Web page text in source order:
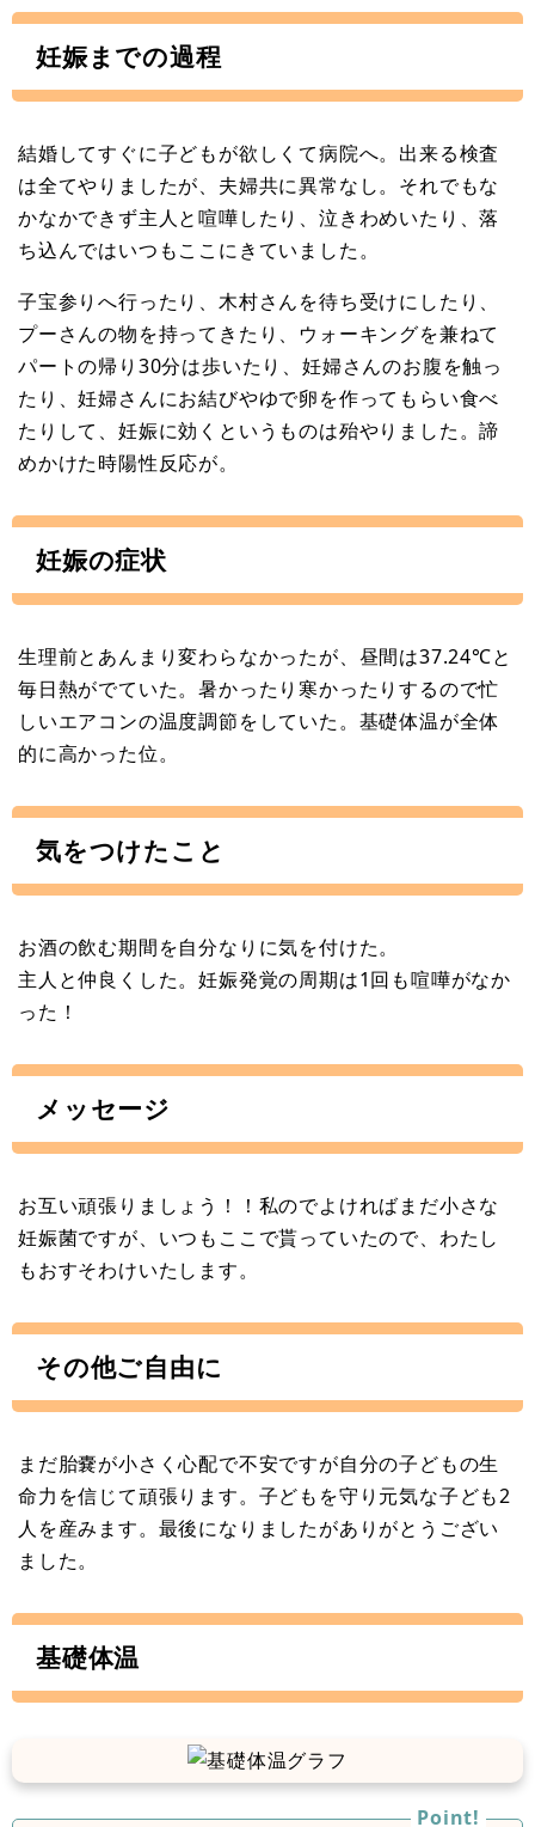
妊娠までの過程
結婚してすぐに子どもが欲しくて病院へ。出来る検査
は全てやりましたが、夫婦共に異常なし。それでもな
かなかできず主人と喧嘩したり、泣きわめいたり、落
ち込んではいつもここにきていました。
子宝参りへ行ったり、木村さんを待ち受けにしたり、
プーさんの物を持ってきたり、ウォーキングを兼ねて
パートの帰り30分は歩いたり、妊婦さんのお腹を触っ
たり、妊婦さんにお結びやゆで卵を作ってもらい食べ
たりして、妊娠に効くというものは殆やりました。諦
めかけた時陽性反応が。
妊娠の症状
生理前とあんまり変わらなかったが、昼間は37.24℃と
毎日熱がでていた。暑かったり寒かったりするので忙
しいエアコンの温度調節をしていた。基礎体温が全体
的に高かった位。
気をつけたこと
お酒の飲む期間を自分なりに気を付けた。
主人と仲良くした。妊娠発覚の周期は1回も喧嘩がなか
った！
メッセージ
お互い頑張りましょう！！私のでよければまだ小さな
妊娠菌ですが、いつもここで貰っていたので、わたし
もおすそわけいたします。
その他ご自由に
まだ胎嚢が小さく心配で不安ですが自分の子どもの生
命力を信じて頑張ります。子どもを守り元気な子ども2
人を産みます。最後になりましたがありがとうござい
ました。
基礎体温